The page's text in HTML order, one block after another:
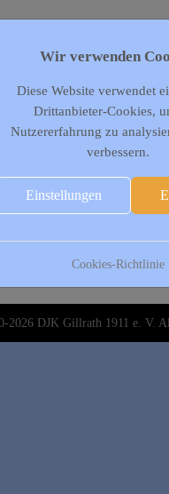
2026 DJK Gillrath 1911 e. V.
Wir verwenden
Diese Website verwendet
Drittanbieter-Cookies,
Nutzererfahrung zu
verbessern.
Einstellungen
Cookies-Richtlinie